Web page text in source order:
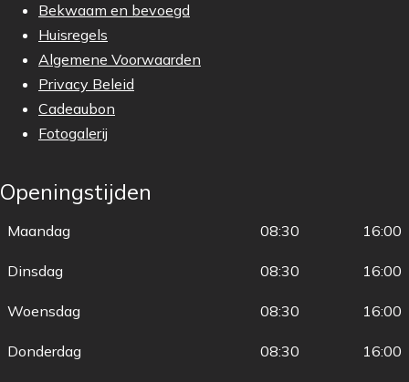
Bekwaam en bevoegd
Huisregels
Algemene Voorwaarden
Privacy Beleid
Cadeaubon
Fotogalerij
Openingstijden
Maandag 08:30 16:00
Dinsdag 08:30 16:00
Woensdag 08:30 16:00
Donderdag 08:30 16:00